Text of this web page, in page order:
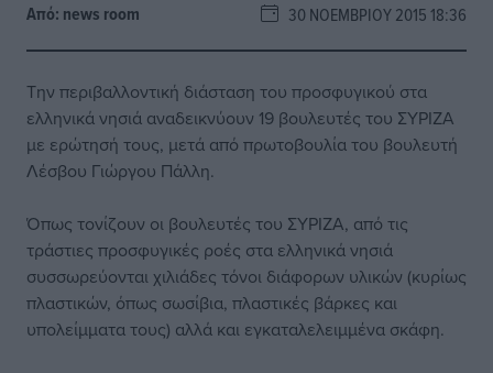
Από: news room 30 ΝΟΕΜΒΡΊΟΥ 2015 18:36
Την περιβαλλοντική διάσταση του προσφυγικού στα
ελληνικά νησιά αναδεικνύουν 19 βουλευτές του ΣΥΡΙΖΑ
με ερώτησή τους, μετά από πρωτοβουλία του βουλευτή
Λέσβου Γιώργου Πάλλη.
Όπως τονίζουν οι βουλευτές του ΣΥΡΙΖΑ, από τις
τράστιες προσφυγικές ροές στα ελληνικά νησιά
συσσωρεύονται χιλιάδες τόνοι διάφορων υλικών (κυρίως
πλαστικών, όπως σωσίβια, πλαστικές βάρκες και
υπολείμματα τους) αλλά και εγκαταλελειμμένα σκάφη.